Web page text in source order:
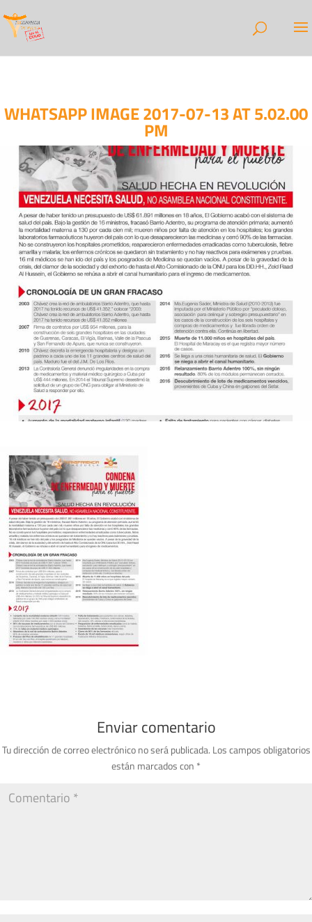
WHATSAPP IMAGE 2017-07-13 AT 5.02.00
PM
Enviar comentario
Tu dirección de correo electrónico no será publicada. Los campos obligatorios
están marcados con *